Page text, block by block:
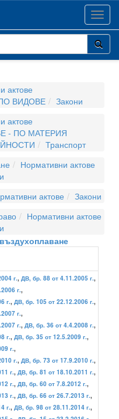
актове
ВИДОВЕ
Закони
актове
- ПО МАТЕРИЯ
Транспорт
Нормативни актове
актове
Закони
Нормативни актове
г., ДВ, бр. 88 от 4.11.2005 г.,
г.,
г., ДВ, бр. 105 от 22.12.2006 г.,
г.,
г., ДВ, бр. 36 от 4.4.2008 г.,
г., ДВ, бр. 35 от 12.5.2009 г.,
г.,
г., ДВ, бр. 73 от 17.9.2010 г.,
г., ДВ, бр. 81 от 18.10.2011 г.,
г., ДВ, бр. 60 от 7.8.2012 г.,
г., ДВ, бр. 66 от 26.7.2013 г.,
г., ДВ, бр. 98 от 28.11.2014 г.,